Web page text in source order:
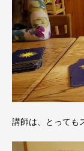
講師は、とっても